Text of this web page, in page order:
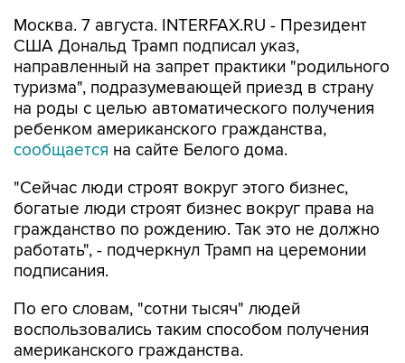
Москва. 7 августа. INTERFAX.RU - Президент
США Дональд Трамп подписал указ,
направленный на запрет практики "родильного
туризма", подразумевающей приезд в страну
на роды с целью автоматического получения
ребенком американского гражданства,
сообщается на сайте Белого дома.
"Сейчас люди строят вокруг этого бизнес,
богатые люди строят бизнес вокруг права на
гражданство по рождению. Так это не должно
работать", - подчеркнул Трамп на церемонии
подписания.
По его словам, "сотни тысяч" людей
воспользовались таким способом получения
американского гражданства.